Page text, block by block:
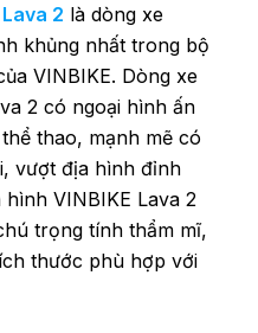
2 là dòng xe
khủng nhất trong bộ
VINBIKE. Dòng xe
2 có ngoại hình ấn
thao, mạnh mẽ có
vượt địa hình đỉnh
VINBIKE Lava 2
trọng tính thẩm mĩ,
thước phù hợp với